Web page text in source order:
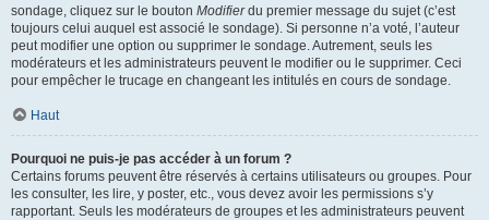
sondage, cliquez sur le bouton Modifierdu premier message du sujet (c’est
toujours celui auquel est associé le sondage). Si personne n’a voté, l’auteur
peut modifier une option ou supprimer le sondage. Autrement, seuls les
modérateurs et les administrateurs peuvent le modifier ou le supprimer. Ceci
pour empêcher le trucage en changeant les intitulés en cours de sondage.
Haut
Pourquoi ne puis-je pas accéder à un forum ?
Certains forums peuvent être réservés à certains utilisateurs ou groupes. Pour
les consulter, les lire, y poster, etc., vous devez avoir les permissions s’y
rapportant. Seuls les modérateurs de groupes et les administrateurs peuvent